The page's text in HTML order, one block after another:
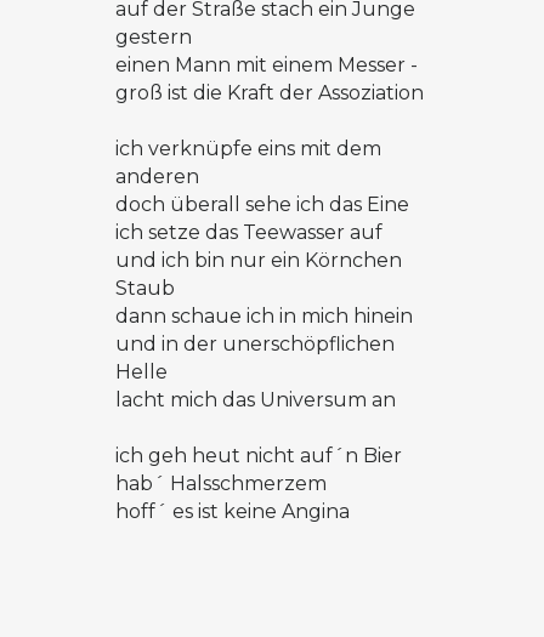
auf der Straße stach ein Junge
gestern
einen Mann mit einem Messer -
groß ist die Kraft der Assoziation
ich verknüpfe eins mit dem
anderen
doch überall sehe ich das Eine
ich setze das Teewasser auf
und ich bin nur ein Körnchen
Staub
dann schaue ich in mich hinein
und in der unerschöpflichen
Helle
lacht mich das Universum an
ich geh heut nicht auf´n Bier
hab´ Halsschmerzem
hoff´ es ist keine Angina